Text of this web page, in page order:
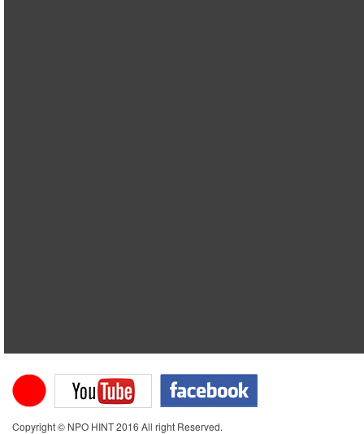
Copyright © NPO HINT 2016 All right Reserved.